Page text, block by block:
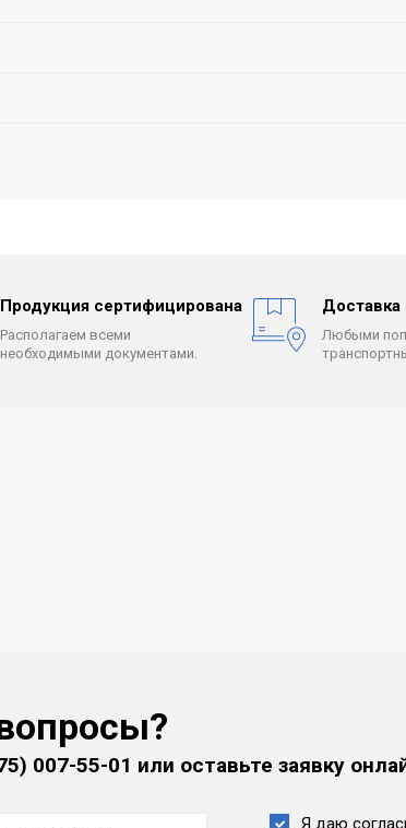
Продукция сертифицирована
Располагаем всеми
необходимыми документами.
Доставка
Любыми
007-55-01 или оставьте заявку
Я даю